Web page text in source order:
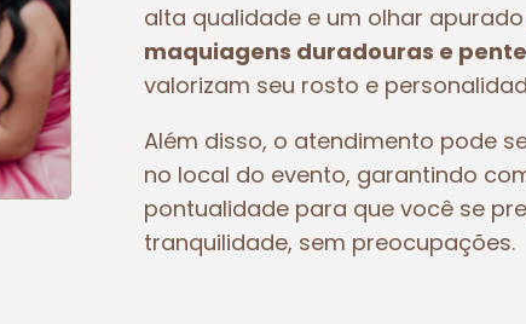
alta qualidade e um olhar
maquiagens duradouras e
valorizam seu rosto e
Além disso, o atendimento pode
no local do evento, garantindo
pontualidade para que você se
tranquilidade, sem preocupações.